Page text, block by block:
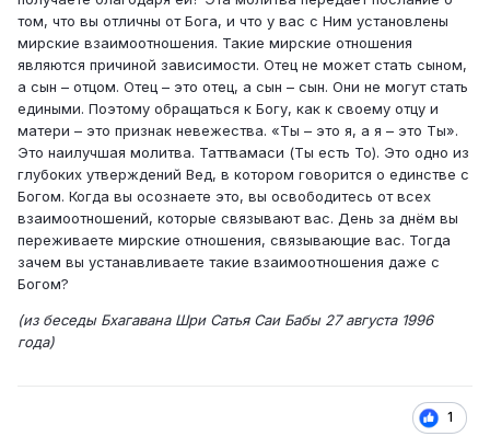
том, что вы отличны от Бога, и что у вас с Ним установлены
мирские взаимоотношения. Такие мирские отношения
являются причиной зависимости. Отец не может стать сыном,
а сын – отцом. Отец – это отец, а сын – сын. Они не могут стать
едиными. Поэтому обращаться к Богу, как к своему отцу и
матери – это признак невежества. «Ты – это я, а я – это Ты».
Это наилучшая молитва. Таттвамаси (Ты есть То). Это одно из
глубоких утверждений Вед, в котором говорится о единстве с
Богом. Когда вы осознаете это, вы освободитесь от всех
взаимоотношений, которые связывают вас. День за днём вы
переживаете мирские отношения, связывающие вас. Тогда
зачем вы устанавливаете такие взаимоотношения даже с
Богом?
(из беседы Бхагавана Шри Сатья Саи Бабы 27 августа 1996
года)
1